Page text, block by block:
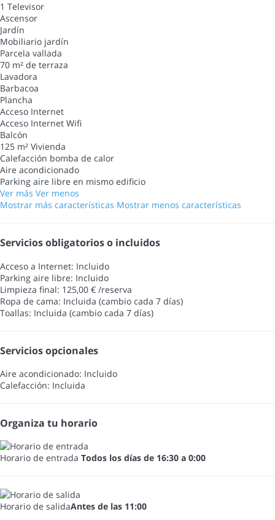
1 Televisor
Ascensor
Jardín
Mobiliario jardín
Parcela vallada
70 m² de terraza
Lavadora
Barbacoa
Plancha
Acceso Internet
Acceso Internet Wifi
Balcón
125 m² Vivienda
Calefacción bomba de calor
Aire acondicionado
Parking aire libre en mismo edificio
Ver más Ver menos
Mostrar más características Mostrar menos características
Servicios obligatorios o incluidos
Acceso a Internet: Incluido
Parking aire libre: Incluido
Limpieza final: 125,00 € /reserva
Ropa de cama: Incluida (cambio cada 7 días)
Toallas: Incluida (cambio cada 7 días)
Servicios opcionales
Aire acondicionado: Incluido
Calefacción: Incluida
Organiza tu horario
Horario de entrada Todos los días de 16:30 a 0:00
Horario de salidaAntes de las 11:00